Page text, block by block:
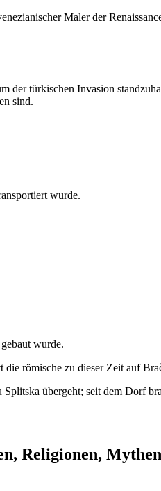
Maler der
der türkischen Invasion
sind.
wurde.
wurde.
römische zu dieser Zeit auf
übergeht; seit dem Dorf
Religionen,